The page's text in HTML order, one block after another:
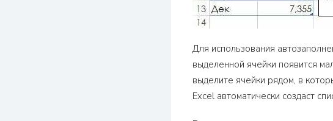
Для использования
выделенной ячейки появится
выделите ячейки рядом, в
Excel автоматически создаст